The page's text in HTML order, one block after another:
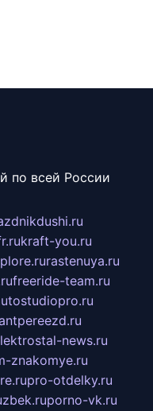
по всей России
kraft-you.ru
rastenuya.ru
freeride-team.ru
news.ru
znakomye.ru
pro-otdelky.ru
porno-vk.ru